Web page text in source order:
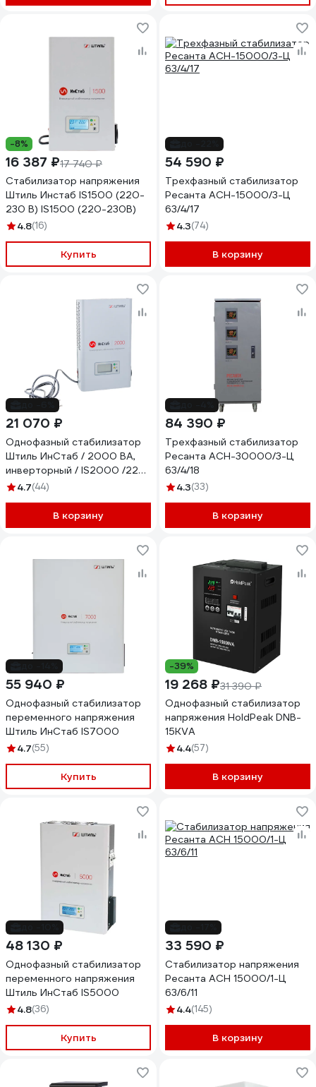
-8%
16 387 ₽17 740 ₽
Стабилизатор напряжения
Штиль Инстаб IS1500 (220-
230 В) IS1500 (220-230В)
4.8(16)
Купить
54 590 ₽
Трехфазный стабилизатор
Ресанта АСН-15000/3-Ц
63/4/17
4.3(74)
В корзину
21 070 ₽
Однофазный стабилизатор
Штиль ИнСтаб / 2000 ВА,
инверторный / IS2000 /220
В/ IS2000 (220-230В)
4.7(44)
В корзину
84 390 ₽
Трехфазный стабилизатор
Ресанта АСН-30000/3-Ц
63/4/18
4.3(33)
В корзину
55 940 ₽
Однофазный стабилизатор
переменного напряжения
Штиль ИнСтаб IS7000
4.7(55)
Купить
-39%
19 268 ₽31 390 ₽
Однофазный стабилизатор
напряжения HoldPeak DNB-
15KVA
4.4(57)
В корзину
48 130 ₽
Однофазный стабилизатор
переменного напряжения
Штиль ИнСтаб IS5000
4.8(36)
Купить
33 590 ₽
Стабилизатор напряжения
Ресанта АСН 15000/1-Ц
63/6/11
4.4(145)
В корзину